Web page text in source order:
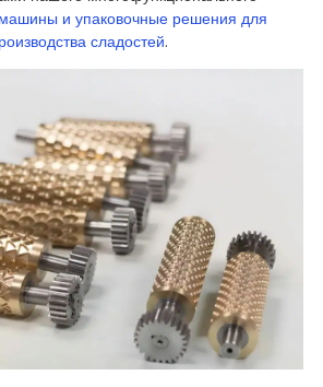
машины и упаковочные решения для
сладостей.